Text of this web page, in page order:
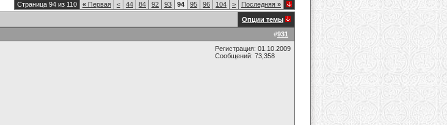
Страница 94 из 110 « Первая < 44 84 92 93 94 95 96 104 > Последняя »
Опции темы
#931
Регистрация: 01.10.2009
Сообщений: 73,358